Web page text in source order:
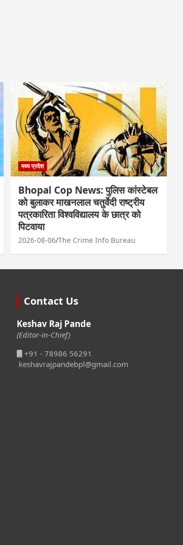
मध्य प्रदेश
Bhopal Cop News: पुलिस कांस्टेबल
को बुलाकर माखनलाल चतुर्वेदी राष्ट्रीय
पत्रकारिता विश्वविद्यालय के छात्र को
पिटवाया
2026-08-06 The Crime Info Bureau
Contact Us
Keshav Raj Pande
(Editor-in-Chief)
+91 - 78986 56291
keshavrajpandebpl@gmail.com